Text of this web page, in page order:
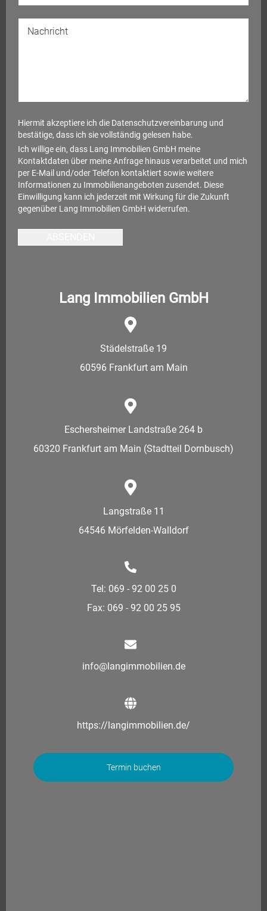
Hiermit akzeptiere ich die Datenschutzvereinbarung und
bestätige, dass ich sie vollständig gelesen habe.
Ich willige ein, dass Lang Immobilien GmbH meine
Kontaktdaten über meine Anfrage hinaus verarbeitet und mich
per E-Mail und/oder Telefon kontaktiert sowie weitere
Informationen zu Immobilienangeboten zusendet. Diese
Einwilligung kann ich jederzeit mit Wirkung für die Zukunft
gegenüber Lang Immobilien GmbH widerrufen.
Lang Immobilien GmbH
Städelstraße 19
60596 Frankfurt am Main
Eschersheimer Landstraße 264 b
60320 Frankfurt am Main (Stadtteil Dornbusch)
Langstraße 11
64546 Mörfelden-Walldorf
Tel: 069 - 92 00 25 0
Fax: 069 - 92 00 25 95
info@langimmobilien.de
https://langimmobilien.de/
Termin buchen